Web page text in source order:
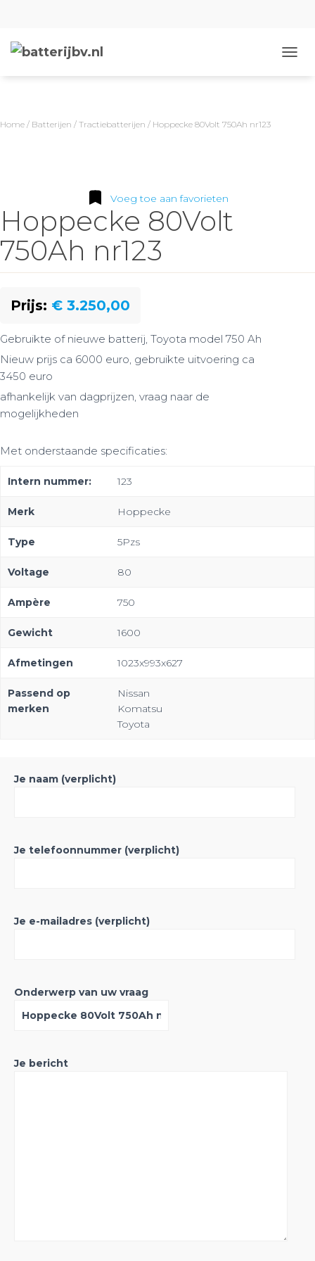
Home / Batterijen / Tractiebatterijen / Hoppecke 80Volt 750Ah nr123
Voeg toe aan favorieten
Hoppecke 80Volt
750Ah nr123
Prijs: € 3.250,00
Gebruikte of nieuwe batterij, Toyota model 750 Ah
Nieuw prijs ca 6000 euro, gebruikte uitvoering ca
3450 euro
afhankelijk van dagprijzen, vraag naar de
mogelijkheden
Met onderstaande specificaties:
Intern nummer: 123
Merk Hoppecke
Type 5Pzs
Voltage 80
Ampère 750
Gewicht 1600
Afmetingen 1023x993x627
Passend op
merken
Nissan
Komatsu
Toyota
Je naam (verplicht)
Je telefoonnummer (verplicht)
Je e-mailadres (verplicht)
Onderwerp van uw vraag
Je bericht